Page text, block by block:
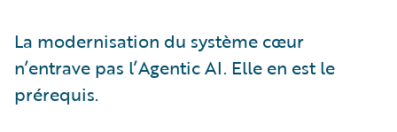
La modernisation du système cœur
n’entrave pas l’Agentic AI. Elle en est le
prérequis.